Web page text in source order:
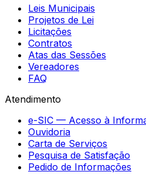
Leis Municipais
Projetos de Lei
Licitações
Contratos
Atas das Sessões
Vereadores
FAQ
Atendimento
e-SIC — Acesso à
Ouvidoria
Carta de Serviços
Pesquisa de Satisfação
Pedido de Informações